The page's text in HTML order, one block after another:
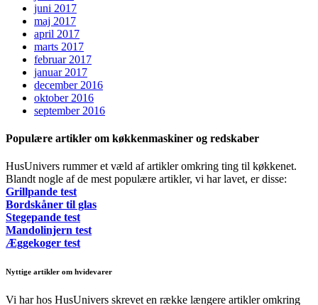
juni 2017
maj 2017
april 2017
marts 2017
februar 2017
januar 2017
december 2016
oktober 2016
september 2016
Populære artikler om køkkenmaskiner og redskaber
HusUnivers rummer et væld af artikler omkring ting til køkkenet.
Blandt nogle af de mest populære artikler, vi har lavet, er disse:
Grillpande test
Bordskåner til glas
Stegepande test
Mandolinjern test
Æggekoger test
Nyttige artikler om hvidevarer
Vi har hos HusUnivers skrevet en række længere artikler omkring